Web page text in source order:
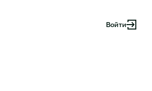
Войти